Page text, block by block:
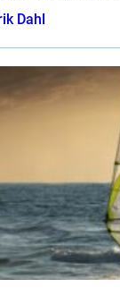
Dahl